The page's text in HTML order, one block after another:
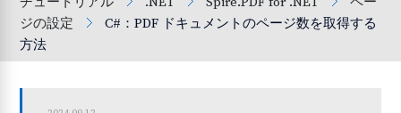
ジの設定
C#：PDF ドキュメントのページ数を取得する
方法